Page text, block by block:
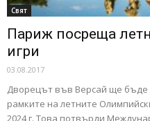
Свят
Париж посреща
игри
03.08.2017
Дворецът във Версай ще бъде
рамките на летните
2024 г. Това потвърди